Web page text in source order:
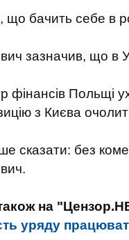
що бачить себе в
зазначив, що в
фінансів Польщі
з Києва
сказати: без
на
уряду